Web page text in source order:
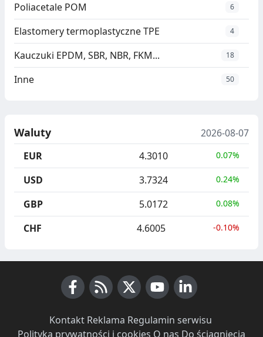
Poliacetale POM 6
Elastomery termoplastyczne TPE 4
Kauczuki EPDM, SBR, NBR, FKM... 18
Inne 50
Waluty
2026-08-07
EUR
4.3010 0.07%
USD 3.7324 0.24%
GBP 5.0172 0.08%
CHF 4.6005 -0.10%
Kontakt· Reklama Regulamin serwisu
Polityka prywatności i cookies O nas Do ściągnięcia